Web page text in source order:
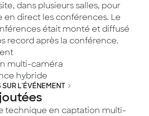
dans plusieurs salles, pour
en direct les conférences. Le
était monté et diffusé
record après la conférence.
multi-caméra
hybride
SUR L'ÉVÉNEMENT
technique en captation multi-